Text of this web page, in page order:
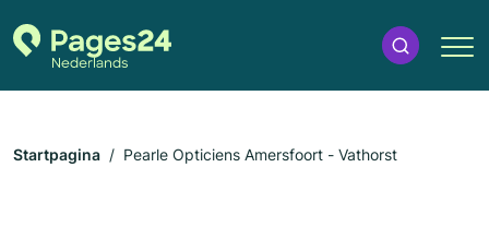
Startpagina Pearle Opticiens Amersfoort - Vathorst